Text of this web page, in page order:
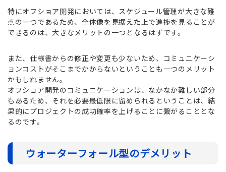
特にオフショア開発においては、スケジュール管理が大きな難
点の一つであるため、全体像を見据えた上で進捗を見ることが
できるのは、大きなメリットの一つとなるはずです。
また、仕様書からの修正や変更も少ないため、コミュニケーシ
ョンコストがそこまでかからないということも一つのメリット
かもしれません。
オフショア開発のコミュニケーションは、なかなか難しい部分
もあるため、それを必要最低限に留められるということは、結
果的にプロジェクトの成功確率を上げることに繋がることとな
るのです。
ウォーターフォール型のデメリット